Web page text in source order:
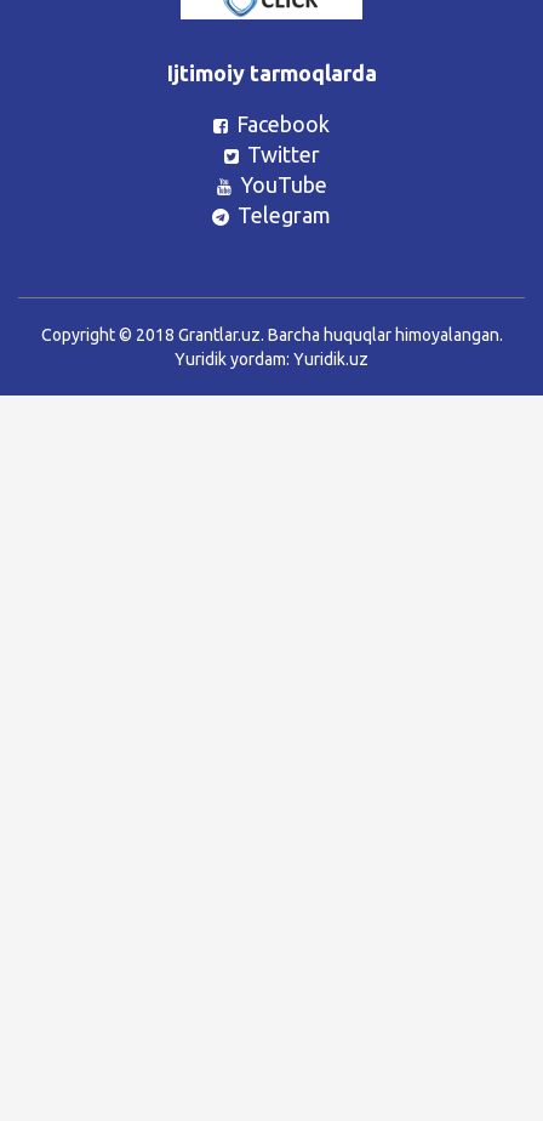
Ijtimoiy tarmoqlarda
Facebook
Twitter
YouTube
Telegram
Copyright © 2018 Grantlar.uz. Barcha huquqlar himoyalangan.
Yuridik yordam: Yuridik.uz